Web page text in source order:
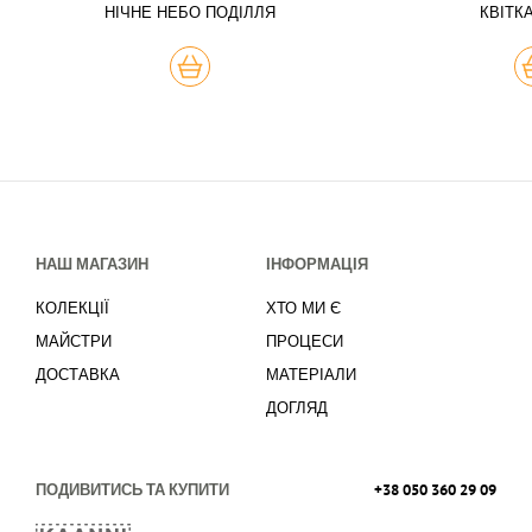
НІЧНЕ НЕБО ПОДІЛЛЯ
КУПИТЬ
НАШ МАГАЗИН
КОЛЕКЦІЇ
МАЙСТРИ
ДОСТАВКА
ІНФОРМАЦІЯ
ХТО МИ Є
ПРОЦЕСИ
МАТЕРІАЛИ
ДОГЛЯД
ПОДИВИТИСЬ ТА КУПИТИ +38 050 360 29 09